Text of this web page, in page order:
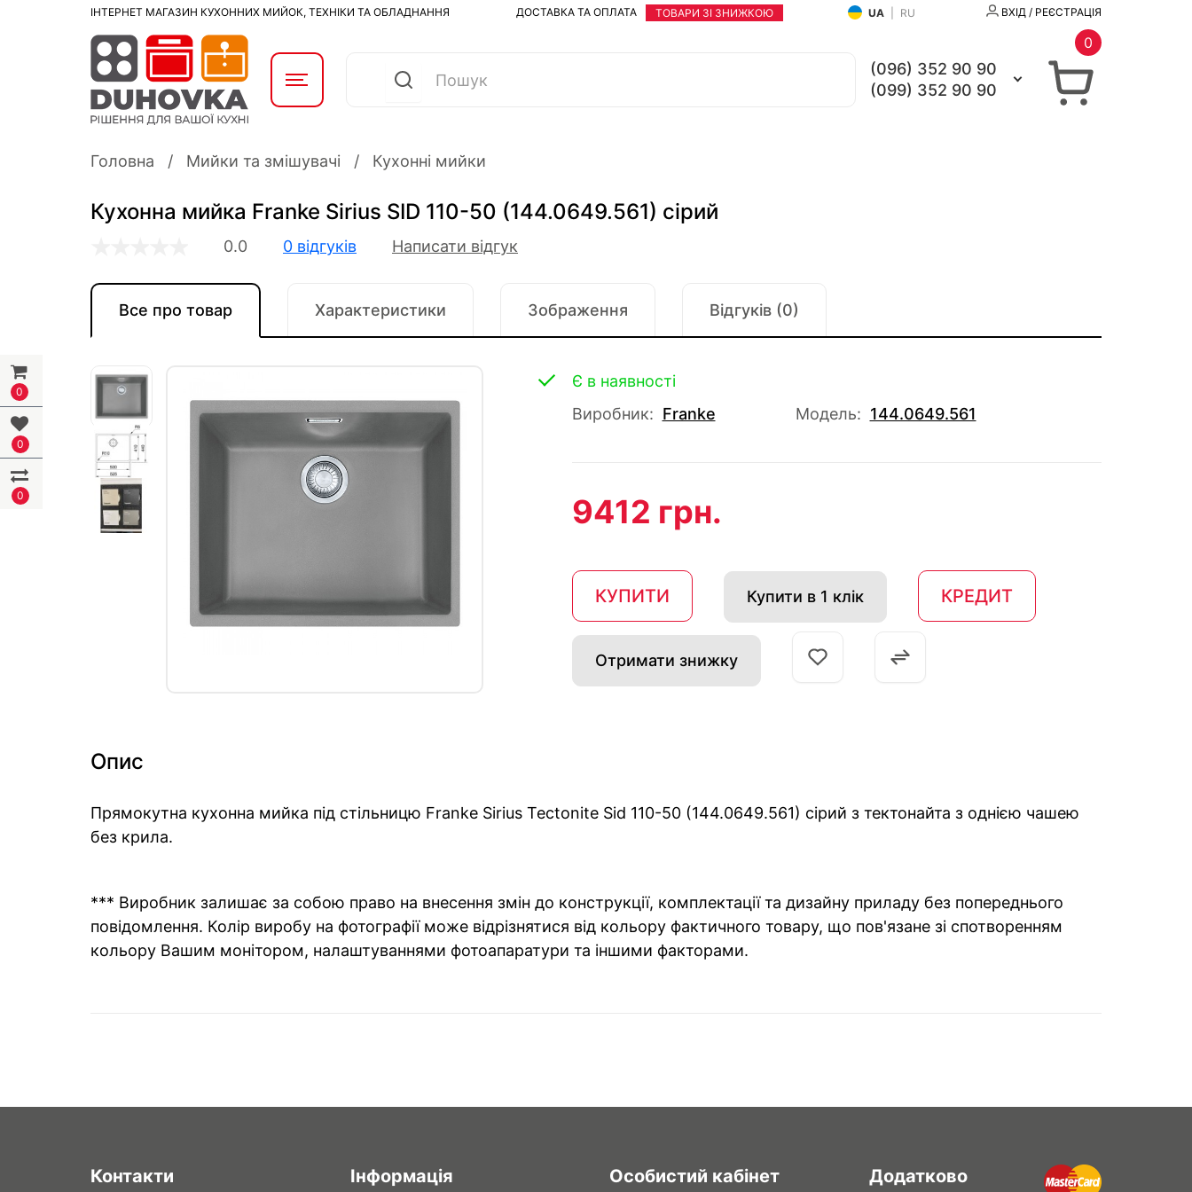
0
0
0
ІНТЕРНЕТ МАГАЗИН КУХОННИХ МИЙОК, ТЕХНІКИ ТА ОБЛАДНАННЯ ДОСТАВКА ТА ОПЛАТА ТОВАРИ ЗІ ЗНИЖКОЮ UA RU ВХІД / РЕЄСТРАЦІЯ
(096) 352 90 90
(099) 352 90 90
0
Головна Мийки та змішувачі Кухонні мийки
Кухонна мийка Franke Sirius SID 110-50 (144.0649.561) сірий
0.0 0 відгуків Написати відгук
Все про товар Характеристики Зображення Відгуків (0)
Є в наявності
Виробник: Franke Модель: 144.0649.561
9412 грн.
КУПИТИ Купити в 1 клік КРЕДИТ
Отримати знижку
Опис
Прямокутна кухонна мийка під стільницю Franke Sirius Tectonite Sid 110-50 (144.0649.561) сірий з тектонайта з однією чашею
без крила.
*** Виробник залишає за собою право на внесення змін до конструкції, комплектації та дизайну приладу без попереднього
повідомлення. Колір виробу на фотографії може відрізнятися від кольору фактичного товару, що пов'язане зі спотворенням
кольору Вашим монітором, налаштуваннями фотоапаратури та іншими факторами.
Контакти Інформація Особистий кабінет Додатково